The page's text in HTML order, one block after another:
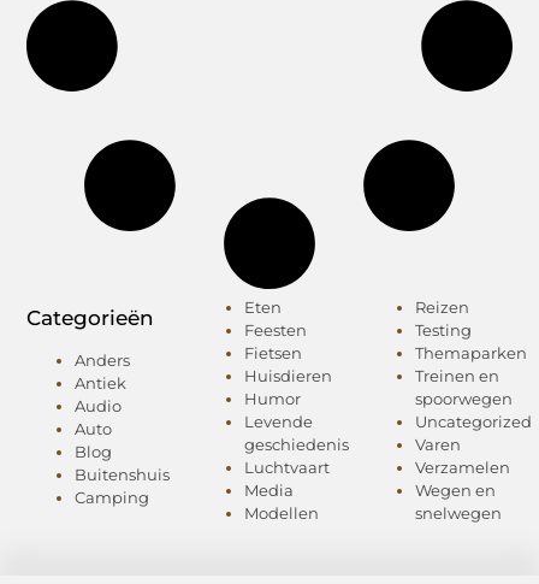
Categorieën
Anders
Antiek
Audio
Auto
Blog
Buitenshuis
Camping
Eten
Feesten
Fietsen
Huisdieren
Humor
Levende
geschiedenis
Luchtvaart
Media
Modellen
Reizen
Testing
Themaparken
Treinen en
spoorwegen
Uncategorized
Varen
Verzamelen
Wegen en
snelwegen